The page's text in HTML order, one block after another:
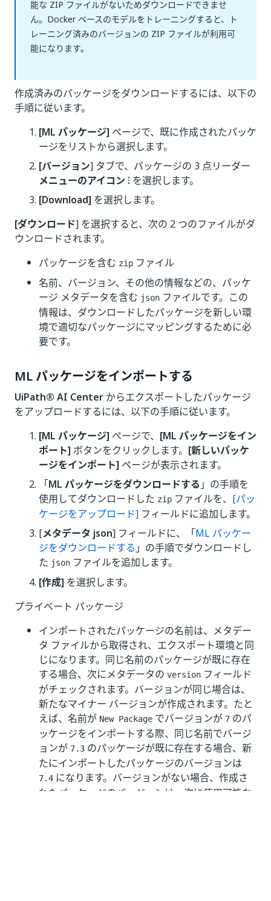
能な ZIP ファイルがないためダウンロードできませ
ん。Docker ベースのモデルをトレーニングすると、ト
レーニング済みのバージョンの ZIP ファイルが利用可
能になります。
作成済みのパッケージをダウンロードするには、以下の
手順に従います。
[ML パッケージ] ページで、既に作成されたパッケ
ージをリストから選択します。
[バージョン] タブで、パッケージの 3 点リーダー
メニューのアイコン ⁝ を選択します。
[Download] を選択します。
[ダウンロード] を選択すると、次の 2 つのファイルがダ
ウンロードされます。
パッケージを含む zip ファイル
名前、バージョン、その他の情報などの、パッケ
ージ メタデータを含む json ファイルです。この
情報は、ダウンロードしたパッケージを新しい環
境で適切なパッケージにマッピングするために必
要です。
ML パッケージをインポートする
UiPath® AI Center からエクスポートしたパッケージ
をアップロードするには、以下の手順に従います。
[ML パッケージ] ページで、 [ML パッケージをイン
ポート] ボタンをクリックします。 [新しいパッケ
ージをインポート] ページが表示されます。
「ML パッケージをダウンロードする 」の手順を
使用してダウンロードした zip ファイルを、 [パッ
ケージをアップロード] フィールドに追加します。
[メタデータ json] フィールドに、「ML パッケー
ジをダウンロードする 」の手順でダウンロードし
た json ファイルを追加します。
[作成] を選択します。
プライベート パッケージ
インポートされたパッケージの名前は、メタデー
タ ファイルから取得され、エクスポート環境と同
じになります。同じ名前のパッケージが既に存在
する場合、次にメタデータの version フィールド
がチェックされます。バージョンが同じ場合は、
新たなマイナー バージョンが作成されます。たと
えば、名前が New Package でバージョンが 7 のパ
ッケージをインポートする際、同じ名前でバージ
ョンが 7.3 のパッケージが既に存在する場合、新
たにインポートしたパッケージのバージョンは
7.4 になります。バージョンがない場合、作成さ
れたパッケージのバージョンは、次に使用可能な